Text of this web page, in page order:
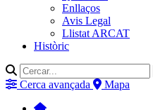
Enllaços
Avis Legal
Llistat ARCAT
Històric
Cerca avançada Mapa